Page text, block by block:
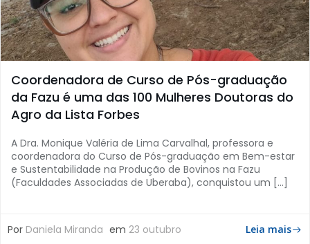
Coordenadora de Curso de Pós-graduação
da Fazu é uma das 100 Mulheres Doutoras do
Agro da Lista Forbes
A Dra. Monique Valéria de Lima Carvalhal, professora e
coordenadora do Curso de Pós-graduação em Bem-estar
e Sustentabilidade na Produção de Bovinos na Fazu
(Faculdades Associadas de Uberaba), conquistou um […]
Por Daniela Miranda em 23 outubro Leia mais